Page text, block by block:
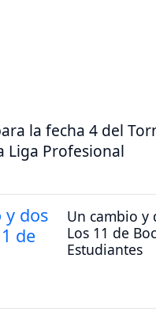
la fecha 4 del
Liga Profesional
Un cambio y
Los 11 de
Estudiantes